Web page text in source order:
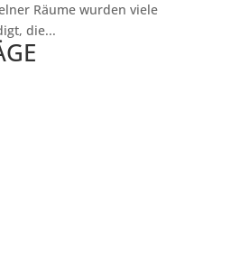
Räume wurden viele
die...